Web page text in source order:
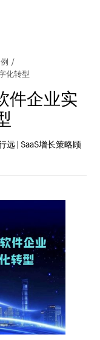
/
化转型
件企业实
远 | SaaS增长策略顾